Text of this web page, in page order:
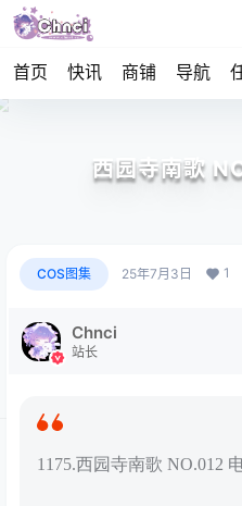
首页 快讯 商铺 导航
西园寺南歌
COS图集 25年7月3日 1
Chnci
站长
1175.西园寺南歌 NO.012